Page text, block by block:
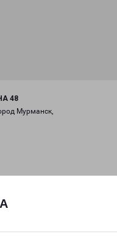
48
Мурманск,